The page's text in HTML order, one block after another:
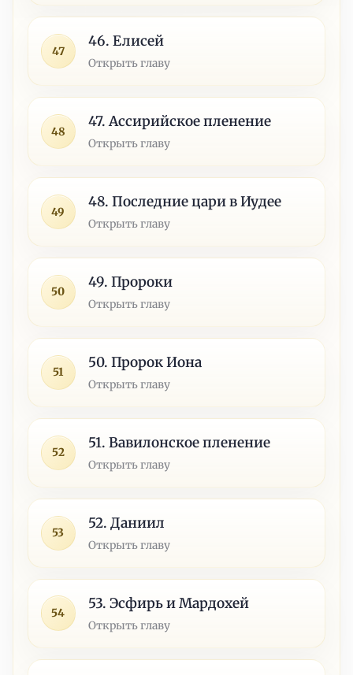
47
46. Елисей
Открыть главу
48
47. Ассирийское пленение
Открыть главу
49
48. Последние цари в Иудее
Открыть главу
50
49. Пророки
Открыть главу
51
50. Пророк Иона
Открыть главу
52
51. Вавилонское пленение
Открыть главу
53
52. Даниил
Открыть главу
54
53. Эсфирь и Мардохей
Открыть главу